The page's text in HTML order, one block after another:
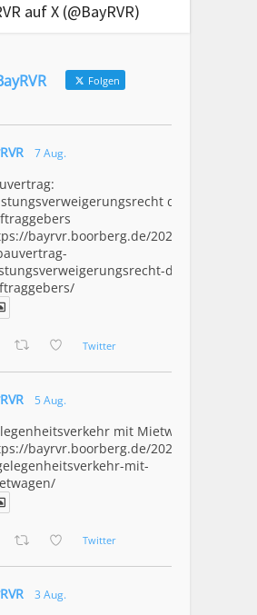
auf X (@BayRVR)
Folgen
7 Aug.
des
bayrvr.boorberg.de/2026/08/0
des-
Twitter
5 Aug.
mit Mietwagen
bayrvr.boorberg.de/2026/08/0
mit-
Twitter
3 Aug.